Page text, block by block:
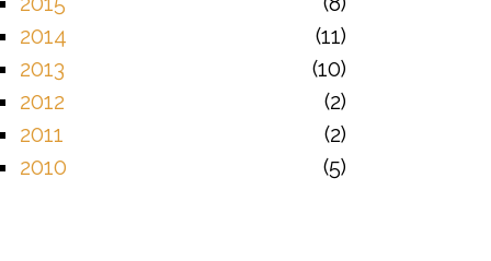
2014
11
2013
10
2012
2
2011
2
2010
5